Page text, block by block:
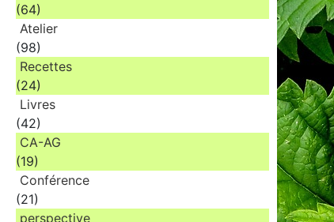
(64)
Atelier
(98)
Recettes
(24)
Livres
(42)
CA-AG
(19)
Conférence
(21)
perspective